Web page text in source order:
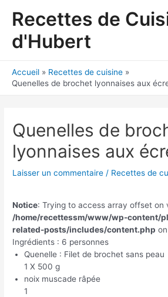
Recettes de
d'Hubert
Accueil
Recettes de cuisine
Quenelles de brochet lyonnaises aux
Quenelles de
lyonnaises aux
Laisser un commentaire / Recettes de
Notice: Trying to access array offset on
/home/recettessm/www/wp-content/
related-posts/includes/content.php
Ingrédients : 6 personnes
Quenelle : Filet de brochet sans peau
1 X 500 g
noix muscade râpée
1